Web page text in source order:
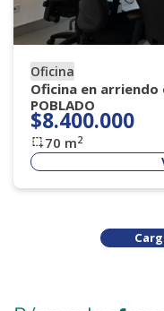
Oficina
Oficina en arriendo
POBLADO
$8.400.000
70 m2